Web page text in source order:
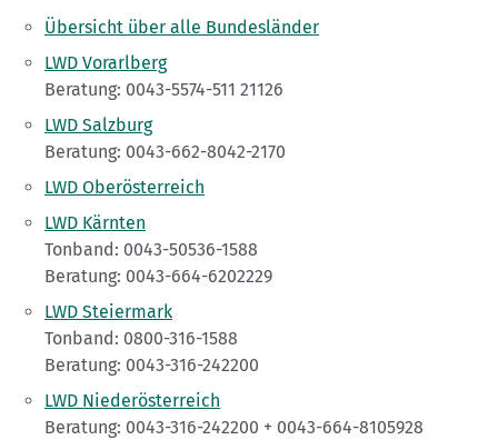
Übersicht über alle Bundesländer
LWD Vorarlberg
Beratung: 0043-5574-511 21126
LWD Salzburg
Beratung: 0043-662-8042-2170
LWD Oberösterreich
LWD Kärnten
Tonband: 0043-50536-1588
Beratung: 0043-664-6202229
LWD Steiermark
Tonband: 0800-316-1588
Beratung: 0043-316-242200
LWD Niederösterreich
Beratung: 0043-316-242200 + 0043-664-8105928